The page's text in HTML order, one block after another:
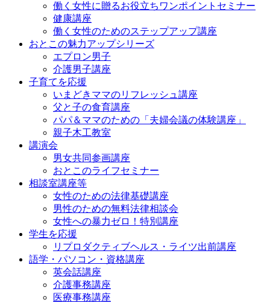
働く女性に贈るお役立ちワンポイントセミナー
健康講座
働く女性のためのステップアップ講座
おとこの魅力アップシリーズ
エプロン男子
介護男子講座
子育てを応援
いまどきママのリフレッシュ講座
父と子の食育講座
パパ＆ママのための「夫婦会議の体験講座」
親子木工教室
講演会
男女共同参画講座
おとこのライフセミナー
相談室講座等
女性のための法律基礎講座
男性のための無料法律相談会
女性への暴力ゼロ！特別講座
学生を応援
リプロダクティブヘルス・ライツ出前講座
語学・パソコン・資格講座
英会話講座
介護事務講座
医療事務講座